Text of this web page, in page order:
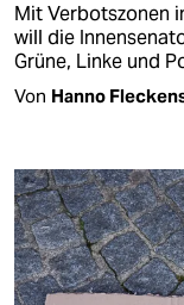
Mit Verbotszonen
will die
Grüne, Linke und
Von Hanno